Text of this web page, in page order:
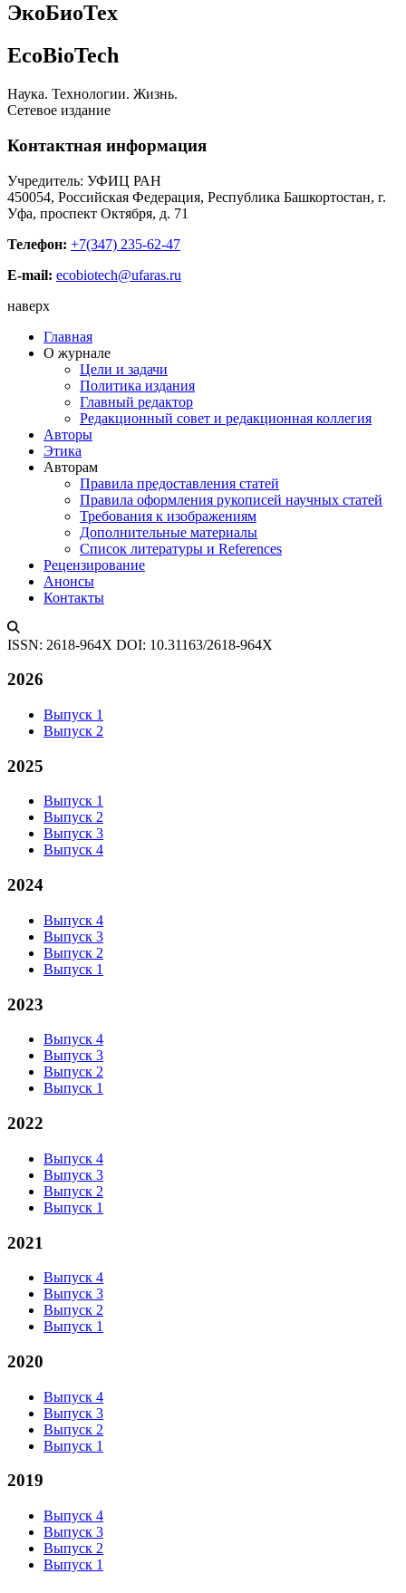
ЭкоБиоТех
EcoBioTech
Наука. Технологии. Жизнь.
Сетевое издание
Контактная информация
Учредитель: УФИЦ РАН
450054, Российская Федерация, Республика Башкортостан, г.
Уфа, проспект Октября, д. 71
Телефон: +7(347) 235-62-47
E-mail: ecobiotech@ufaras.ru
наверх
Главная
О журнале
Цели и задачи
Политика издания
Главный редактор
Редакционный совет и редакционная коллегия
Авторы
Этика
Авторам
Правила предоставления статей
Правила оформления рукописей научных статей
Требования к изображениям
Дополнительные материалы
Список литературы и References
Рецензирование
Анонсы
Контакты
ISSN: 2618-964X DOI: 10.31163/2618-964X
2026
Выпуск 1
Выпуск 2
2025
Выпуск 1
Выпуск 2
Выпуск 3
Выпуск 4
2024
Выпуск 4
Выпуск 3
Выпуск 2
Выпуск 1
2023
Выпуск 4
Выпуск 3
Выпуск 2
Выпуск 1
2022
Выпуск 4
Выпуск 3
Выпуск 2
Выпуск 1
2021
Выпуск 4
Выпуск 3
Выпуск 2
Выпуск 1
2020
Выпуск 4
Выпуск 3
Выпуск 2
Выпуск 1
2019
Выпуск 4
Выпуск 3
Выпуск 2
Выпуск 1